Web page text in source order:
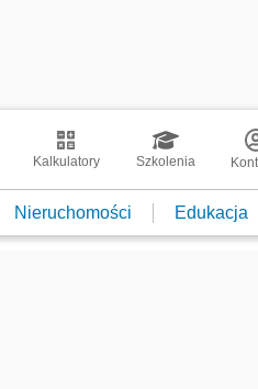
Kalkulatory Szkolenia
Nieruchomości Edukacja